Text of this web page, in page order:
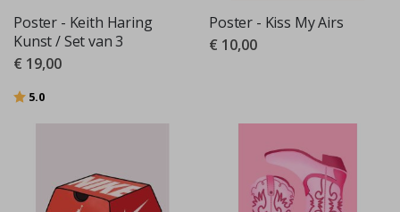
Poster - Keith Haring
Kunst / Set van 3
€ 19,00
Beoordeling:
5.0
Poster - Kiss My Airs
€ 10,00